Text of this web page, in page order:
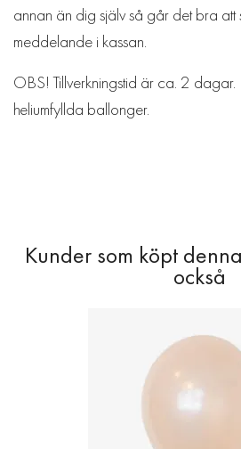
annan än dig själv så går det bra att
meddelande i kassan.
OBS! Tillverkningstid är ca. 2 dagar.
heliumfyllda ballonger.